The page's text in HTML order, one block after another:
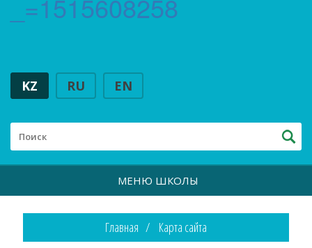
KZ RU EN
МЕНЮ ШКОЛЫ
Главная Карта сайта